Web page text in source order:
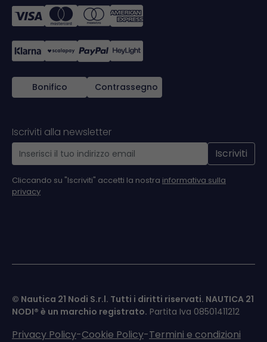
Bonifico Contrassegno
Iscriviti alla newsletter
Iscriviti
Cliccando su "Iscriviti" accetti la nostra informativa sulla
privacy
© Nautica 21 Nodi S.r.l. Tutti i diritti riservati. NAUTICA 21
NODI® è un marchio registrato. Partita Iva 08501411212
Privacy Policy-Cookie Policy-Termini e condizioni